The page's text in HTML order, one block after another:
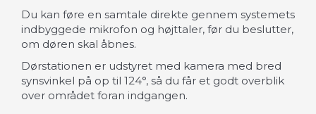
Du kan føre en samtale direkte gennem systemets
indbyggede mikrofon og højttaler, før du beslutter,
om døren skal åbnes.
Dørstationen er udstyret med kamera med bred
synsvinkel på op til 124°, så du får et godt overblik
over området foran indgangen.